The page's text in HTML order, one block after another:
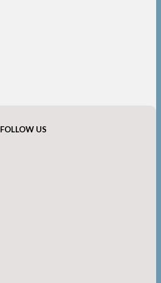
FOLLOW US